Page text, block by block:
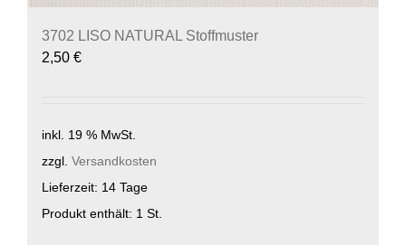
3702 LISO NATURAL Stoffmuster
2,50 €
inkl. 19 % MwSt.
zzgl. Versandkosten
Lieferzeit: 14 Tage
Produkt enthält: 1 St.